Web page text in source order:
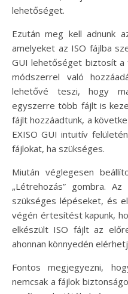
lehetőséget.
Ezután meg kell adnunk
amelyeket az ISO fájlba
GUI lehetőséget biztosít a
módszerrel való
lehetővé teszi, hogy
egyszerre több fájlt is
fájlt hozzáadtunk, a
EXISO GUI intuitív
fájlokat, ha szükséges.
Miután véglegesen
„Létrehozás” gombra.
szükséges lépéseket, és
végén értesítést kapunk,
elkészült ISO fájlt az
ahonnan könnyedén
Fontos megjegyezni,
nemcsak a fájlok